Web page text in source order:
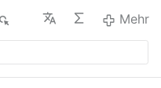
Mehr